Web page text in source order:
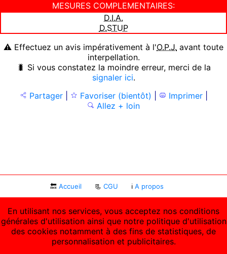
MESURES COMPLEMENTAIRES:
D.I.A.
D.STUP
⚠ Effectuez un avis impérativement à l'O.P.J. avant toute
interpellation.
🐛 Si vous constatez la moindre erreur, merci de la
signaler ici.
Partager| Favoriser (bientôt) Imprimer|
Allez + loin
🔙 Accueil 📃 CGU ℹ A propos
En utilisant nos services, vous acceptez nos conditions
générales d'utilisation ainsi que notre politique d'utilisation
des cookies notamment à des fins de statistiques, de
personnalisation et publicitaires.